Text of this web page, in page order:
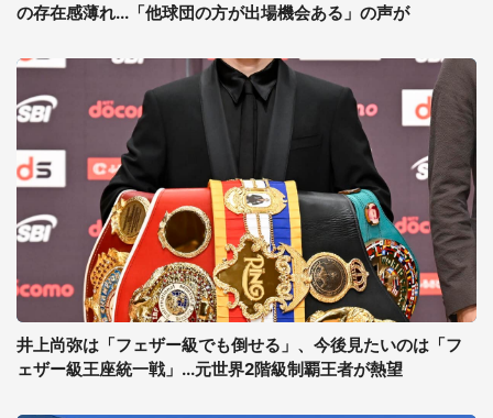
の存在感薄れ...「他球団の方が出場機会ある」の声が
井上尚弥は「フェザー級でも倒せる」、今後見たいのは「フ
ェザー級王座統一戦」...元世界2階級制覇王者が熱望